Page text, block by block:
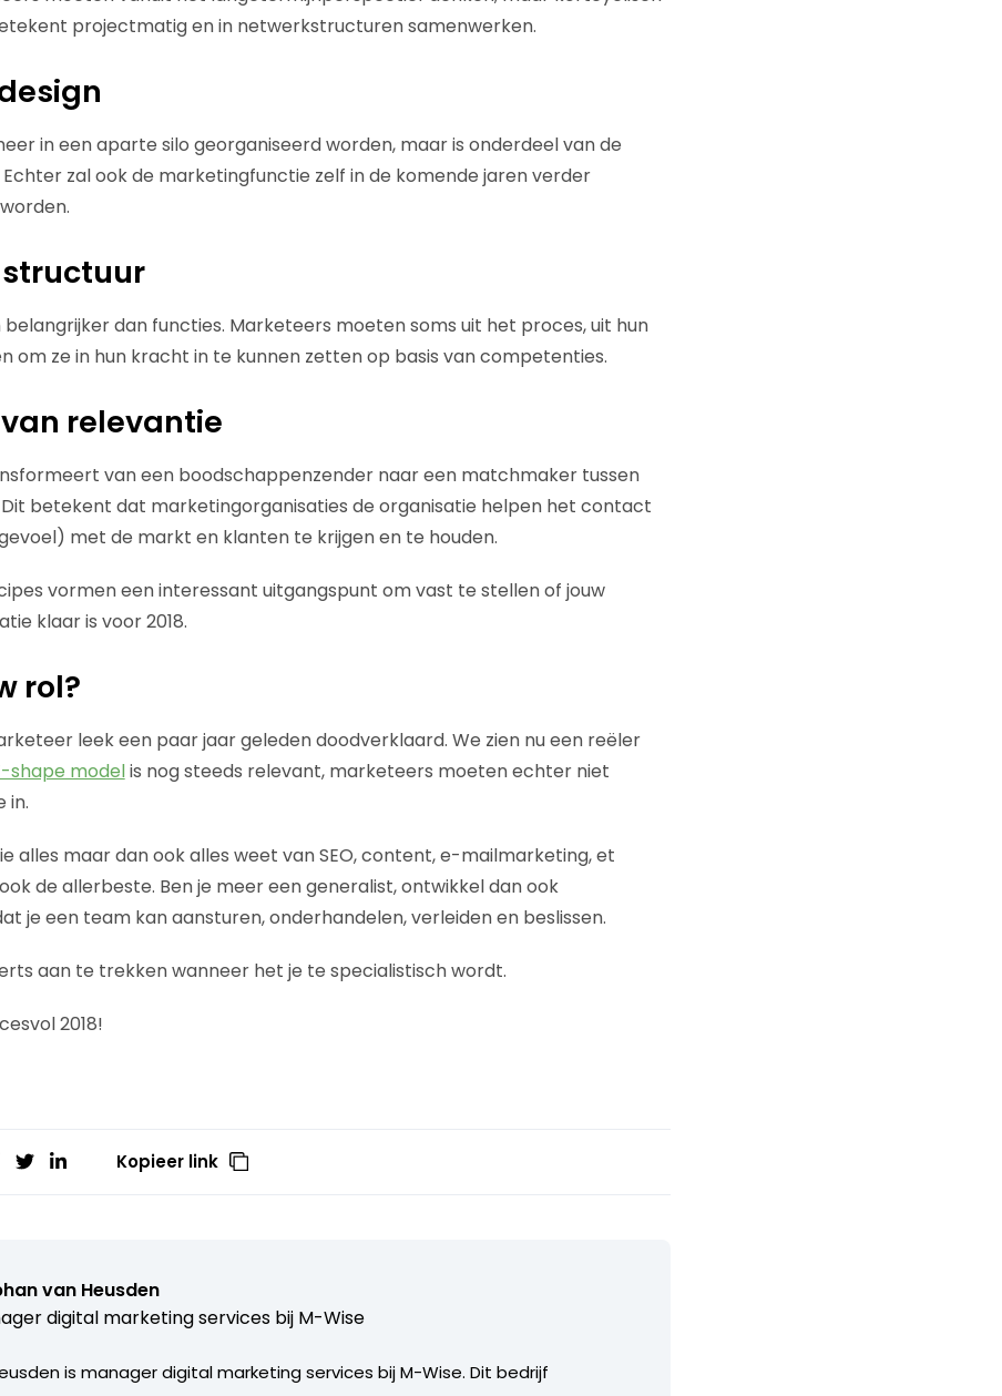
projectmatig en in netwerkstructuren samenwerken.
in een aparte silo georganiseerd worden, maar is onderdeel van de
zal ook de marketingfunctie zelf in de komende jaren verder
structuur
dan functies. Marketeers moeten soms uit het proces, uit hun
om ze in hun kracht in te kunnen zetten op basis van competenties.
relevantie
van een boodschappenzender naar een matchmaker tussen
betekent dat marketingorganisaties de organisatie helpen het contact
met de markt en klanten te krijgen en te houden.
vormen een interessant uitgangspunt om vast te stellen of jouw
klaar is voor 2018.
rol?
leek een paar jaar geleden doodverklaard. We zien nu een reëler
shape modelis nog steeds relevant, marketeers moeten echter niet
in.
alles maar dan ook alles weet van SEO, content, e-mailmarketing, et
de allerbeste. Ben je meer een generalist, ontwikkel dan ook
je een team kan aansturen, onderhandelen, verleiden en beslissen.
aan te trekken wanneer het je te specialistisch wordt.
2018!
Kopieer link
van Heusden
digital marketing services bij M-Wise
is manager digital marketing services bij M-Wise. Dit bedrijf